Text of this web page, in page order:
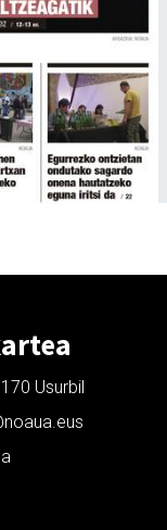
Usurbil